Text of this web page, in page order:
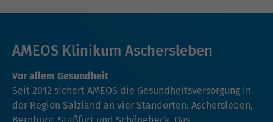
AMEOS Klinikum Aschersleben
Vor allem Gesundheit
Seit 2012 sichert AMEOS die Gesundheitsversorgung in
der Region Salzland an vier Standorten: Aschersleben,